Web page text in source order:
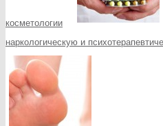
косметологии
наркологическую и